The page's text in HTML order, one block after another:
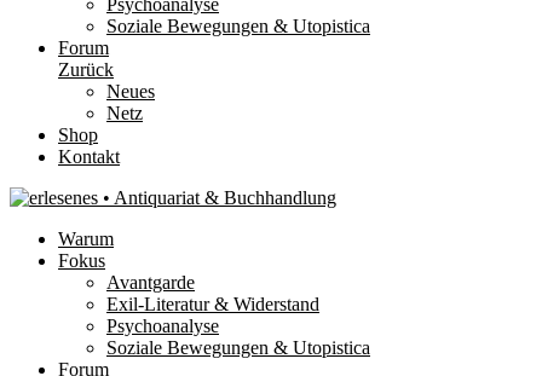
Psychoanalyse
Soziale Bewegungen & Utopistica
Forum
Zurück
Neues
Netz
Shop
Kontakt
Warum
Fokus
Avantgarde
Exil-Literatur & Widerstand
Psychoanalyse
Soziale Bewegungen & Utopistica
Forum